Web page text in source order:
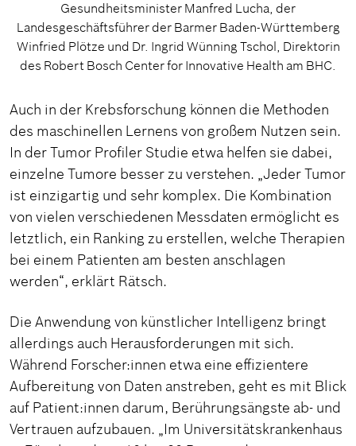
Gesundheitsminister Manfred Lucha, der
Landesgeschäftsführer der Barmer Baden-Württemberg
Winfried Plötze und Dr. Ingrid Wünning Tschol, Direktorin
des Robert Bosch Center for Innovative Health am BHC.
Auch in der Krebsforschung können die Methoden
des maschinellen Lernens von großem Nutzen sein.
In der Tumor Profiler Studie etwa helfen sie dabei,
einzelne Tumore besser zu verstehen. „Jeder Tumor
ist einzigartig und sehr komplex. Die Kombination
von vielen verschiedenen Messdaten ermöglicht es
letztlich, ein Ranking zu erstellen, welche Therapien
bei einem Patienten am besten anschlagen
werden“, erklärt Rätsch.
Die Anwendung von künstlicher Intelligenz bringt
allerdings auch Herausforderungen mit sich.
Während Forscher:innen etwa eine effizientere
Aufbereitung von Daten anstreben, geht es mit Blick
auf Patient:innen darum, Berührungsängste ab- und
Vertrauen aufzubauen. „Im Universitätskrankenhaus